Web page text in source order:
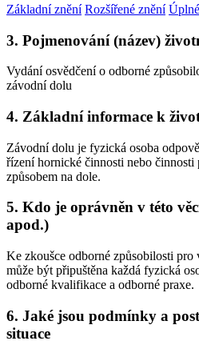
Základní znění Rozšířené znění
3. Pojmenování (název)
Vydání osvědčení o odborné
závodní dolu
4. Základní informace k
Závodní dolu je fyzická osoba
řízení hornické činnosti nebo činnosti
způsobem na dole.
5. Kdo je oprávněn v této
apod.)
Ke zkoušce odborné způsobilosti
může být připuštěna každá fyzická
odborné kvalifikace a odborné praxe.
6. Jaké jsou podmínky a
situace